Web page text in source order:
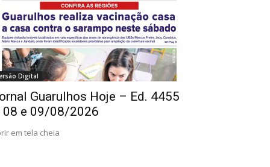
Digital
Guarulhos Hoje – Ed. 4455
08 e 09/08/2026
em tela cheia